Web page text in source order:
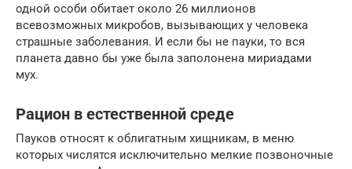
одной особи обитает около 26 миллионов
всевозможных микробов, вызывающих у человека
страшные заболевания. И если бы не пауки, то вся
планета давно бы уже была заполонена мириадами
мух.
Рацион в естественной среде
Пауков относят к облигатным хищникам, в меню
которых числятся исключительно мелкие позвоночные